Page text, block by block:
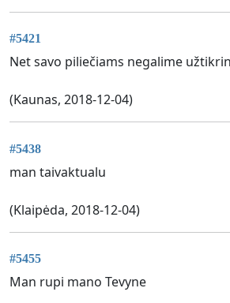
#5421
Net savo piliečiams negalime
(Kaunas, 2018-12-04)
#5438
man taivaktualu
(Klaipėda, 2018-12-04)
#5455
Man rupi mano Tevyne